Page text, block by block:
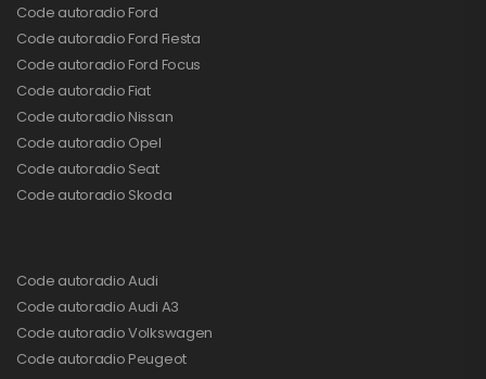
Code autoradio Ford
Code autoradio Ford Fiesta
Code autoradio Ford Focus
Code autoradio Fiat
Code autoradio Nissan
Code autoradio Opel
Code autoradio Seat
Code autoradio Skoda
Code autoradio Audi
Code autoradio Audi A3
Code autoradio Volkswagen
Code autoradio Peugeot